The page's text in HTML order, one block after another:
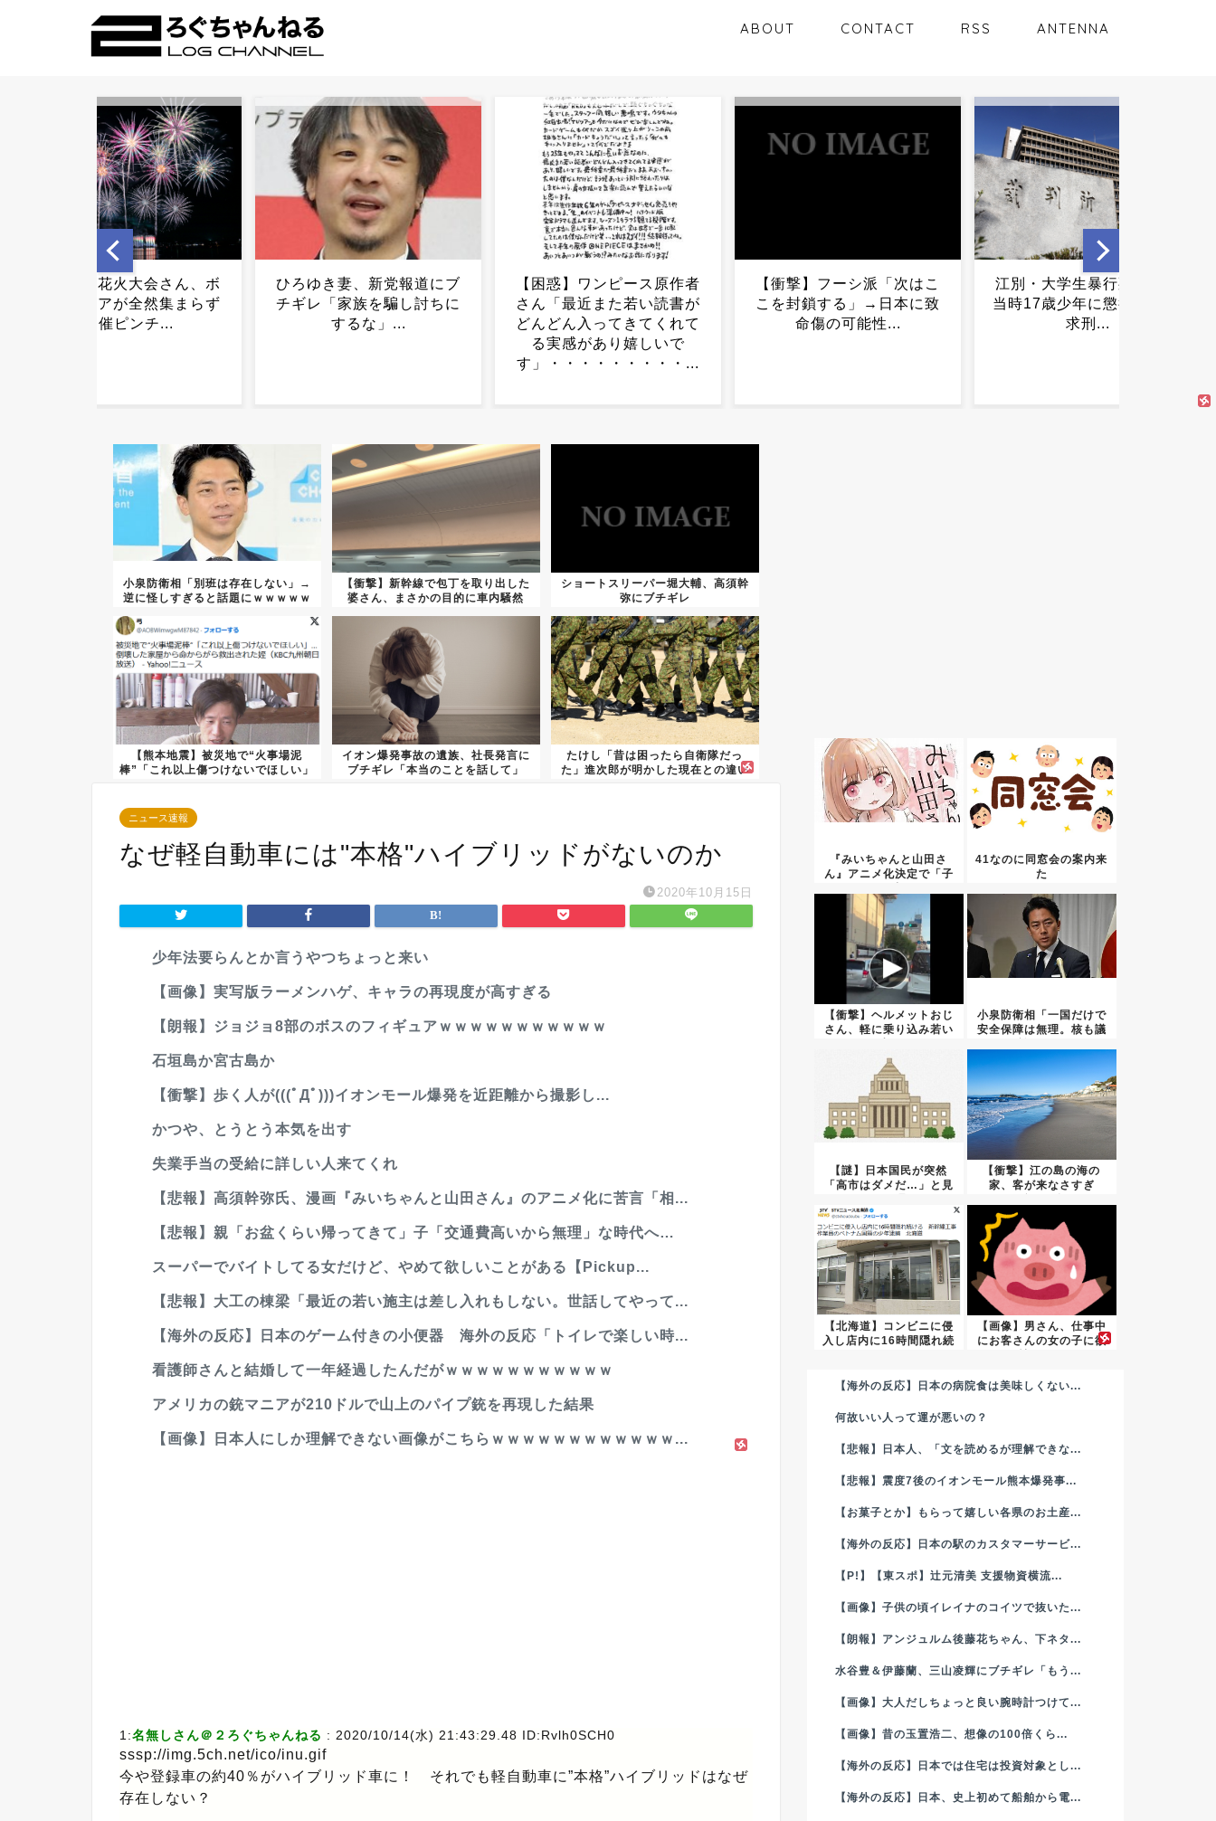
ABOUT CONTACT RSS ANTENNA
【困惑】ワンピース原作者
さん「最近また若い読書が
どんどん入ってきてくれて
【衝撃】フーシ派「次はこ
こを封鎖する」→日本に致
命傷の可能性...
江別・大学生暴行死事件
当時17歳少年に懲役30年を
求刑...
「住信SBI」が「ドコモの銀
行」に変わってうんざりし
てるやつｗｗｗｗｗｗｗｗ
ひろゆき妻、新党報道にブ
チギレ「家族を騙し討ちに
するな」...
小泉防衛相「別班は存在しない」→
逆に怪しすぎると話題にｗｗｗｗｗ
【衝撃】新幹線で包丁を取り出した
婆さん、まさかの目的に車内騒然
ショートスリーパー堀大輔、高須幹
弥にブチギレ
【熊本地震】被災地で“火事場泥
棒”「これ以上傷つけないでほしい」
イオン爆発事故の遺族、社長発言に
ブチギレ「本当のことを話して」
たけし「昔は困ったら自衛隊だっ
た」進次郎が明かした現在との違い
ニュース速報
なぜ軽自動車には"本格"ハイブリッドがないのか
2020年10月15日
少年法要らんとか言うやつちょっと来い
【画像】実写版ラーメンハゲ、キャラの再現度が高すぎる
【朗報】ジョジョ8部のボスのフィギュアｗｗｗｗｗｗｗｗｗｗｗ
石垣島か宮古島か
【衝撃】歩く人が(((ﾟДﾟ)))イオンモール爆発を近距離から撮影し...
かつや、とうとう本気を出す
失業手当の受給に詳しい人来てくれ
【悲報】高須幹弥氏、漫画『みいちゃんと山田さん』のアニメ化に苦言「相...
【悲報】親「お盆くらい帰ってきて」子「交通費高いから無理」な時代へ…
スーパーでバイトしてる女だけど、やめて欲しいことがある【Pickup...
【悲報】大工の棟梁「最近の若い施主は差し入れもしない。世話してやって...
【海外の反応】日本のゲーム付きの小便器 海外の反応「トイレで楽しい時...
看護師さんと結婚して一年経過したんだがｗｗｗｗｗｗｗｗｗｗｗ
アメリカの銃マニアが210ドルで山上のパイプ銃を再現した結果
【画像】日本人にしか理解できない画像がこちらｗｗｗｗｗｗｗｗｗｗｗｗ...
1:名無しさん＠２ろぐちゃんねる : 2020/10/14(水) 21:43:29.48 ID:Rvlh0SCH0
sssp://img.5ch.net/ico/inu.gif
今や登録車の約40％がハイブリッド車に！ それでも軽自動車に”本格”ハイブリッドはなぜ
存在しない？
『みいちゃんと山田さ
ん』アニメ化決定で「子
41なのに同窓会の案内来
た
【衝撃】ヘルメットおじ
さん、軽に乗り込み若い
小泉防衛相「一国だけで
安全保障は無理。核も議
【謎】日本国民が突然
「高市はダメだ…」と見
【衝撃】江の島の海の
家、客が来なさすぎ
【北海道】コンビニに侵
入し店内に16時間隠れ続
【画像】男さん、仕事中
にお客さんの女の子に欲
【海外の反応】日本の病院食は美味しくない...
何故いい人って運が悪いの？
【悲報】日本人、「文を読めるが理解できな...
【悲報】震度7後のイオンモール熊本爆発事...
【お菓子とか】もらって嬉しい各県のお土産...
【海外の反応】日本の駅のカスタマーサービ...
【P!】【東スポ】辻元清美 支援物資横流...
【画像】子供の頃イレイナのコイツで抜いた...
【朗報】アンジュルム後藤花ちゃん、下ネタ...
水谷豊＆伊藤蘭、三山凌輝にブチギレ「もう...
【画像】大人だしちょっと良い腕時計つけて...
【画像】昔の玉置浩二、想像の100倍くら...
【海外の反応】日本では住宅は投資対象とし...
【海外の反応】日本、史上初めて船舶から電...